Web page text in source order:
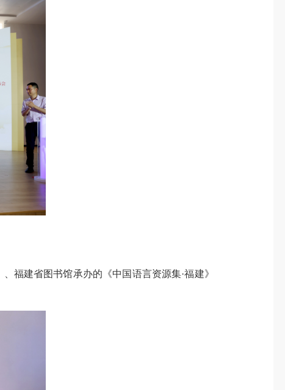
建省图书馆承办的《中国语言资源集·福建》